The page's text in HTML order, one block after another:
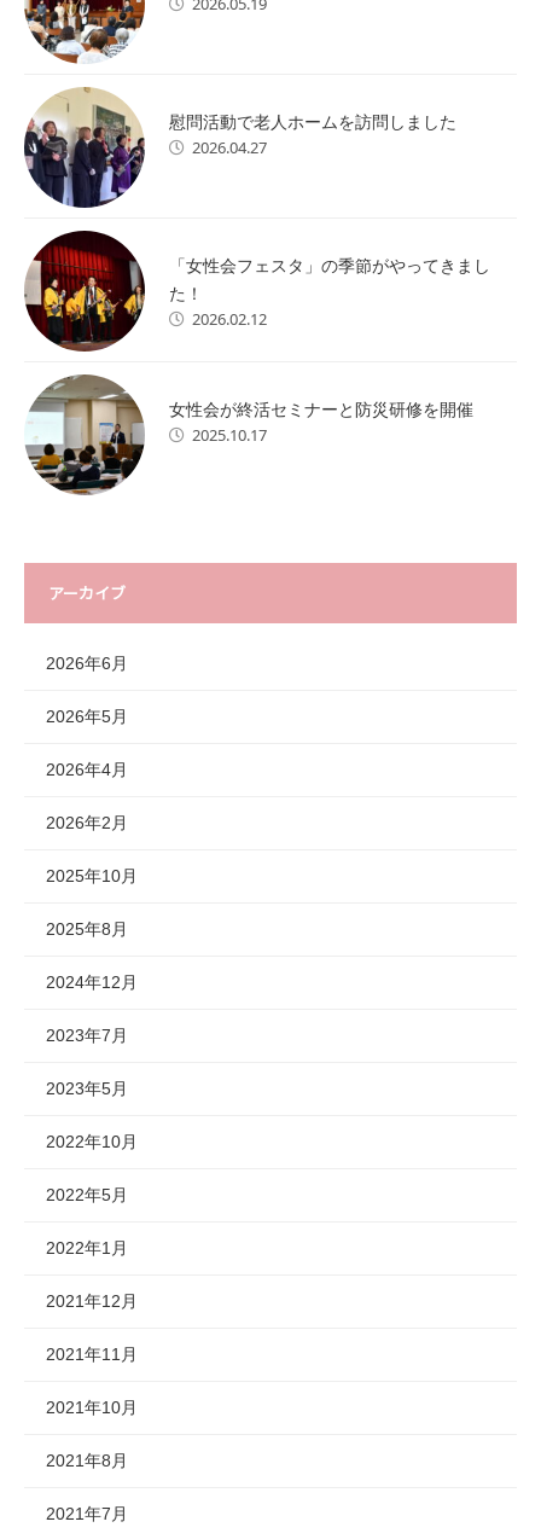
慰問活動で老人ホームを訪問しました
2026.04.27
「女性会フェスタ」の季節がやってきまし
た！
2026.02.12
女性会が終活セミナーと防災研修を開催
2025.10.17
アーカイブ
2026年6月
2026年5月
2026年4月
2026年2月
2025年10月
2025年8月
2024年12月
2023年7月
2023年5月
2022年10月
2022年5月
2022年1月
2021年12月
2021年11月
2021年10月
2021年8月
2021年7月